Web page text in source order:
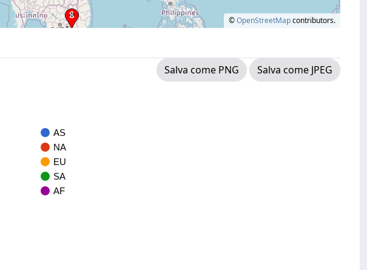
©OpenStreetMapcontributors.
Salva come PNG
Salva come JPEG
AS
NA
EU
SA
AF